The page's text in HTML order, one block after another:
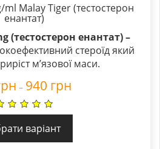
ml Malay Tiger (тестостерон
енантат)
(тестостерон енантат) –
стероїд який
м’язової маси.
– 940 грн
варіант